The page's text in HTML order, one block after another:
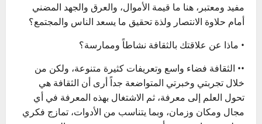
مفيد ومعتبر، هنا ما قيمة الأموال، والعرق والجهد المضني
أمام حلاوة الانتصار ولذة تحقيق ما يسعد الناس والمجتمع؟
• ماذا عن علاقتك بالثقافة نشاطاً وممارسة؟
•• الثقافة فضاء واسع وتعريفات كثيرة متنوعة، ولكن من
خلال تجربتي وخبرتي المتواضعة جداً أرى أن الثقافة هي
تحول العلم إلى معرفة، ثم الاشتغال بهذه المعرفة في أي
مجال ومكان وزمان، وبما يتناسب من الأدوات، تمازج فكري